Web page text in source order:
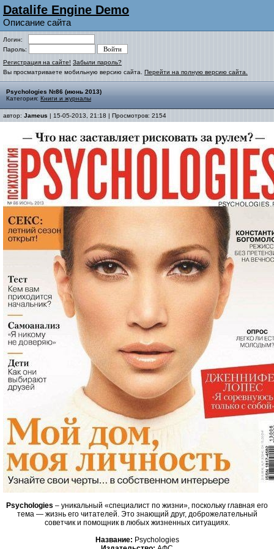
Datalife Engine Demo
Описание сайта
Логин:
Пароль:
Регистрация на сайте! Забыли пароль?
Вы просматриваете мобильную версию сайта. Перейти на полную версию сайта.
Psychologies №86 (июнь 2013)
Категория: Книги и журналы
автор: Jameus | 15-05-2013, 21:18 | Просмотров: 2154
Psychologies – уникальный «специалист по жизни», поскольку главная его
тема — жизнь его читателей. Это знающий друг, доброжелательный
советчик и помощник в любых жизненных ситуациях.
Название: Psychologies